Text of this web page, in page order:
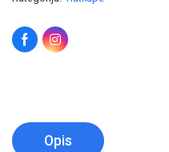
Opis